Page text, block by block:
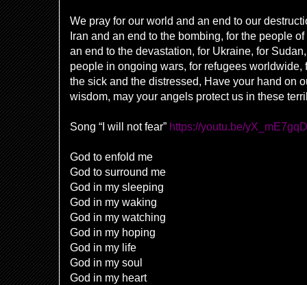
We pray for our world and an end to our
Iran and an end to the bombing, for the people
an end to the devastation, for Ukraine, for
people in ongoing wars, for refugees worldwide,
the sick and the distressed, Have your hand on
wisdom, may your angels protect us in these
Song “I will not fear” https://youtu.be/
God to enfold me
God to surround me
God in my sleeping
God in my waking
God in my watching
God in my hoping
God in my life
God in my soul
God in my heart